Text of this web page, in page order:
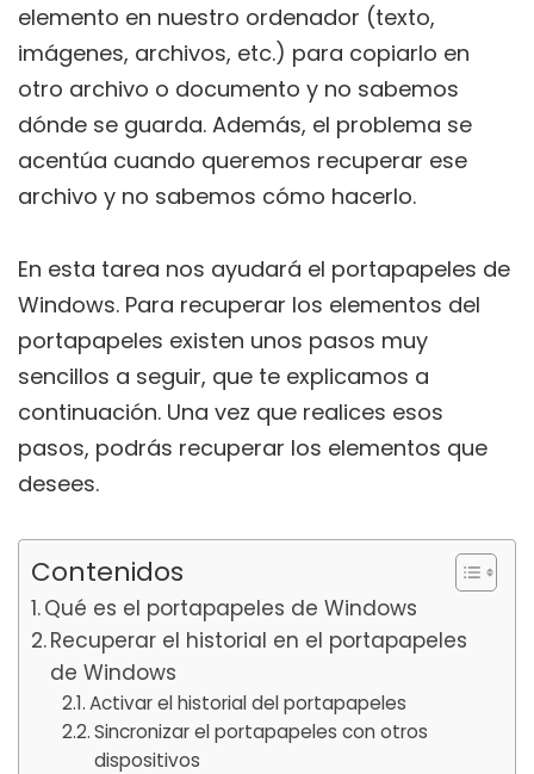
elemento en nuestro ordenador (texto,
imágenes, archivos, etc.) para copiarlo en
otro archivo o documento y no sabemos
dónde se guarda. Además, el problema se
acentúa cuando queremos recuperar ese
archivo y no sabemos cómo hacerlo.
En esta tarea nos ayudará el portapapeles de
Windows. Para recuperar los elementos del
portapapeles existen unos pasos muy
sencillos a seguir, que te explicamos a
continuación. Una vez que realices esos
pasos, podrás recuperar los elementos que
desees.
Contenidos
Qué es el portapapeles de Windows
Recuperar el historial en el portapapeles
de Windows
Activar el historial del portapapeles
Sincronizar el portapapeles con otros
dispositivos